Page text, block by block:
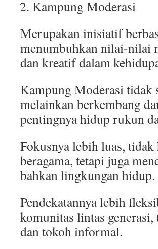
Kampung Moderasi
Merupakan inisiatif
menumbuhkan nilai-nilai
dan kreatif dalam
Kampung Moderasi tidak
melainkan berkembang
pentingnya hidup rukun
Fokusnya lebih luas,
beragama, tetapi juga
bahkan lingkungan hidup.
Pendekatannya lebih
komunitas lintas
dan tokoh informal.